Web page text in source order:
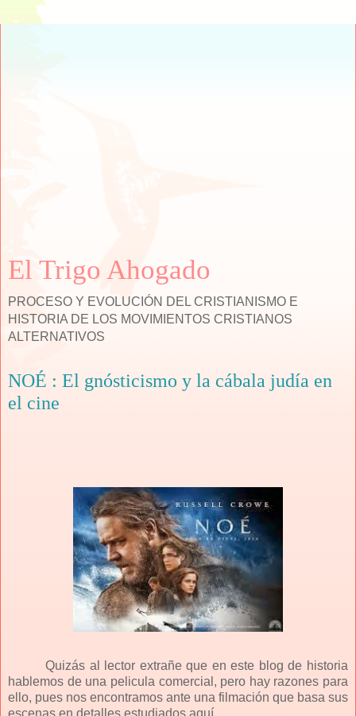
El Trigo Ahogado
PROCESO Y EVOLUCIÓN DEL CRISTIANISMO E
HISTORIA DE LOS MOVIMIENTOS CRISTIANOS
ALTERNATIVOS
NOÉ : El gnósticismo y la cábala judía en
el cine
Quizás al lector extrañe que en este blog de historia
hablemos de una pelicula comercial, pero hay razones para
ello, pues nos encontramos ante una filmación que basa sus
escenas en detalles estudiados aquí.